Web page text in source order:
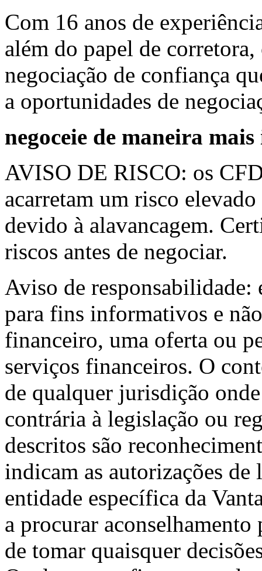
Com 16 anos de
além do papel de
negociação de confiança
a oportunidades de
negoceie de maneira
AVISO DE RISCO: os
acarretam um risco
devido à alavancagem.
riscos antes de negociar.
Aviso de responsabilidade:
para fins informativos e
financeiro, uma oferta ou
serviços financeiros. O
de qualquer jurisdição
contrária à legislação ou
descritos são
indicam as autorizações
entidade específica da
a procurar
de tomar quaisquer